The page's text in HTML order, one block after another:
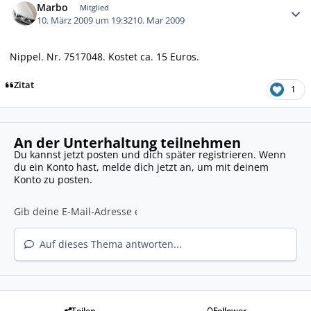
Marbo Mitglied
10. März 2009 um 19:3210. Mar 2009
Nippel. Nr. 7517048. Kostet ca. 15 Euros.
Zitat 1
An der Unterhaltung teilnehmen
Du kannst jetzt posten und dich später registrieren. Wenn
du ein Konto hast, melde dich jetzt an, um mit deinem
Konto zu posten.
Auf dieses Thema antworten...